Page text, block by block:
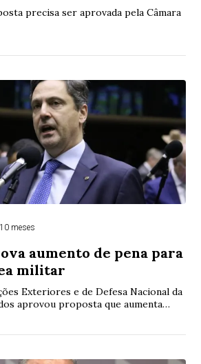
precisa ser aprovada pela Câmara
meses
aumento de pena para
militar
Exteriores e de Defesa Nacional da
aprovou proposta que aumenta